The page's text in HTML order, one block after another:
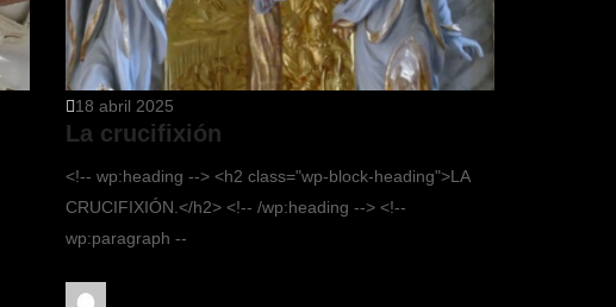
18 abril 2025
La crucifixión
<!-- wp:heading --> <h2 class="wp-block-heading">LA
CRUCIFIXIÓN.</h2> <!-- /wp:heading --> <!--
wp:paragraph --